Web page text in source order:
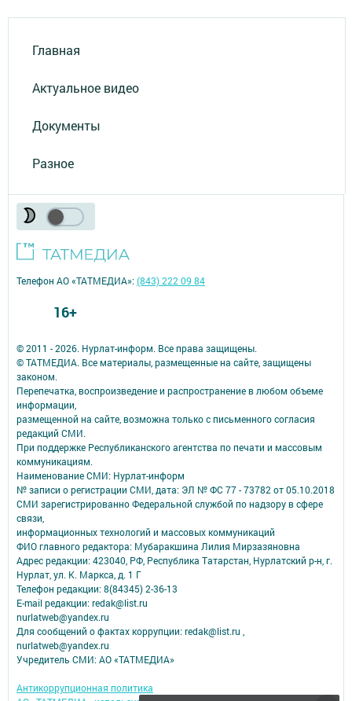
Главная
Актуальное видео
Документы
Разное
© 2011 - 2026. Нурлат-⁠информ. Все права защищены.
© ТАТМЕДИА. Все материалы, размещенные на сайте, защищены
законом.
Перепечатка, воспроизведение и распространение в любом объеме
информации,
размещенной на сайте, возможна только с письменного согласия
редакций СМИ.
При поддержке Республиканского агентства по печати и массовым
коммуникациям.
Наименование СМИ: Нурлат-⁠информ
№ записи о регистрации СМИ, дата: ЭЛ № ФС 77 -⁠ 73782 от 05.10.2018
СМИ зарегистрированно Федеральной службой по надзору в сфере
связи,
информационных технологий и массовых коммуникаций
ФИО главного редактора: Мубаракшина Лилия Мирзазяновна
Адрес редакции: 423040, РФ, Республика Татарстан, Нурлатский р-н, г.
Нурлат, ул. К. Маркса, д. 1 Г
Телефон редакции: 8(84345) 2-36-13
E-mail редакции: redak@list.ru
nurlatweb@yandex.ru
Для сообщений о фактах коррупции: redak@list.ru ,
nurlatweb@yandex.ru
Учредитель СМИ: АО «ТАТМЕДИА»
Антикоррупционная политика
Телефон АО «ТАТМЕДИА»:(843) 222 09 84
16+